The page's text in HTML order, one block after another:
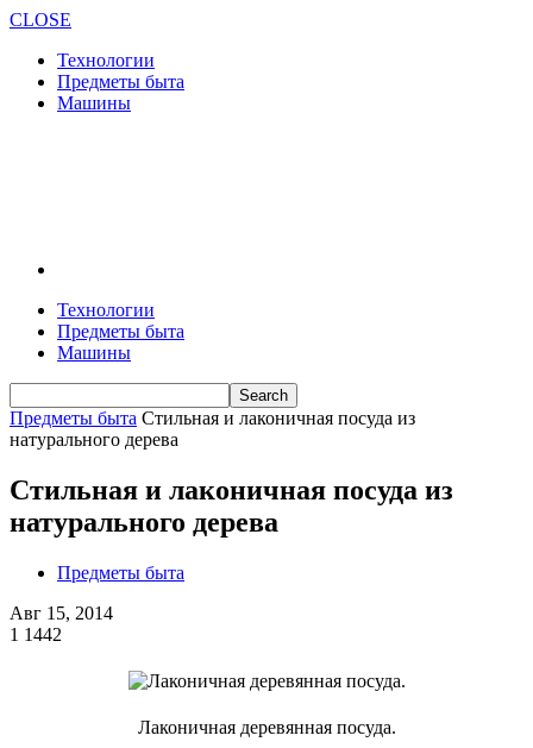
CLOSE
Технологии
Предметы быта
Машины
Технологии
Предметы быта
Машины
Предметы быта Стильная и лаконичная посуда из
натурального дерева
Стильная и лаконичная посуда из
натурального дерева
Предметы быта
Авг 15, 2014
1 1442
Лаконичная деревянная посуда.